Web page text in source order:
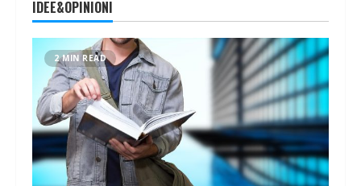
IDEE&OPINIONI
2 MIN READ